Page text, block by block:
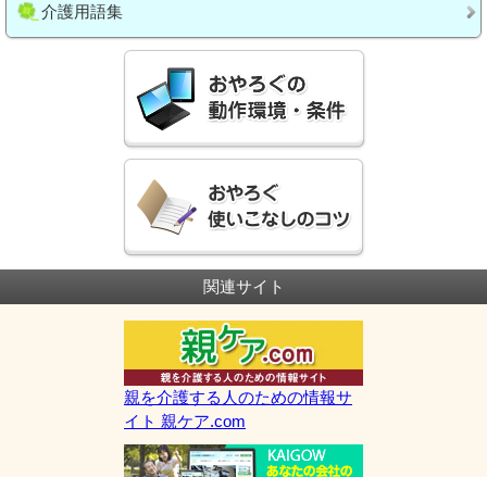
介護用語集
関連サイト
親を介護する人のための情報サ
イト 親ケア.com